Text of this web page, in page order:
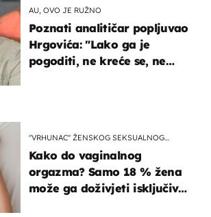
"VRHUNAC" ŽENSKOG SEKSUALNOG
Kako do vaginalnog
orgazma? Samo 18 % žena
može ga doživjeti isključivo
AU, OVO JE RUŽNO
Poznati analitičar popljuvao
Hrgovića: "Lako ga je
pogoditi, ne kreće se, ne